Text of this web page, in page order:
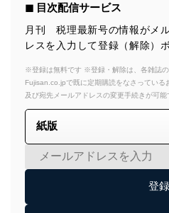
◼︎ 目次配信サービス
月刊 税理最新号の情報がメ
レスを入力して登録（解除）
※登録は無料です ※登録・解除は、各雑誌
Fujisan.co.jpで既に定期購読をなさっている
及び宛先メールアドレスの変更手続きが可能